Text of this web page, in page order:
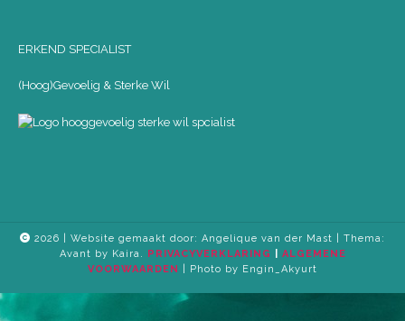
ERKEND SPECIALIST
(Hoog)Gevoelig & Sterke Wil
2026 | Website gemaakt door: Angelique van der Mast | Thema:
Avant by Kaira.
PRIVACYVERKLARING
ALGEMENE
VOORWAARDEN
| Photo by Engin_Akyurt